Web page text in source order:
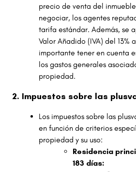
precio de venta del
negociar, los agentes
tarifa estándar. Además, se
Valor Añadido (IVA) del 13%
importante tener en cuenta
los gastos generales
propiedad.
2. Impuestos sobre las
Los impuestos sobre las
en función de criterios
propiedad y su uso:
Residencia
183 días: